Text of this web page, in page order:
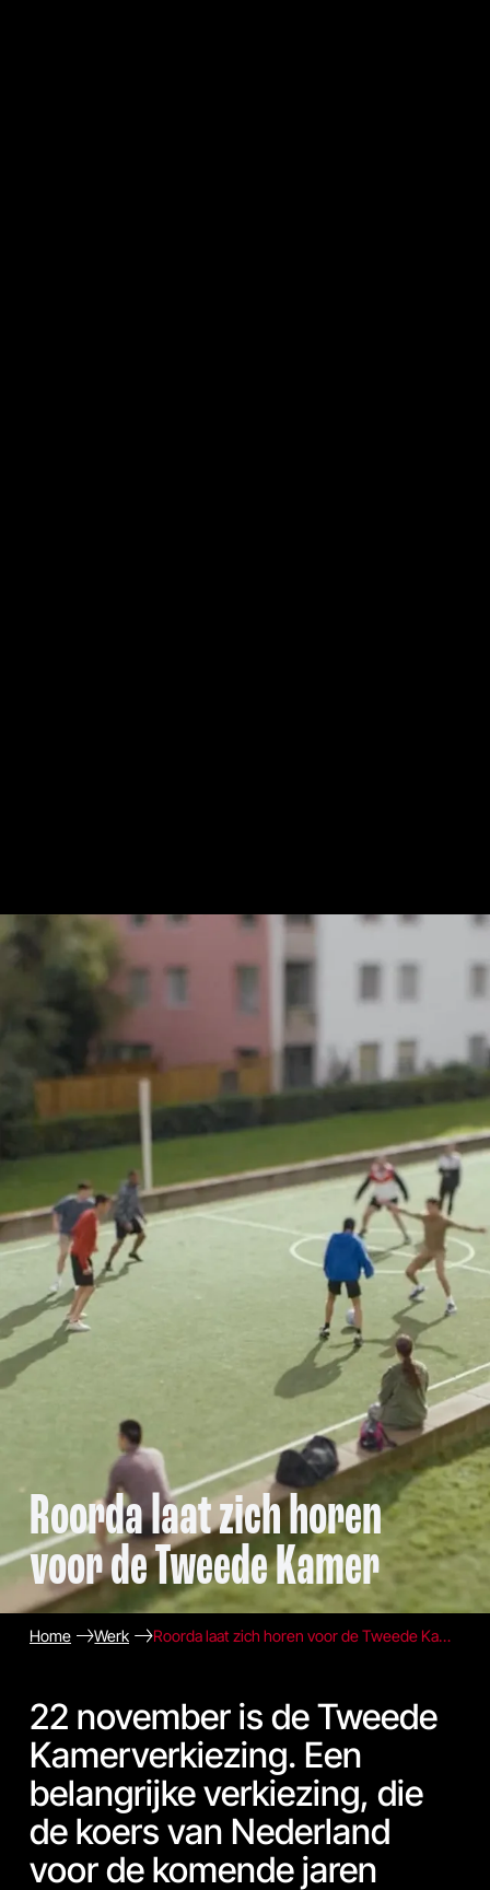
Roorda laat zich horen
voor de Tweede Kamer
Home Werk Roorda laat zich horen voor de Tweede Kamer
22 november is de Tweede
Kamerverkiezing. Een
belangrijke verkiezing, die
de koers van Nederland
voor de komende jaren